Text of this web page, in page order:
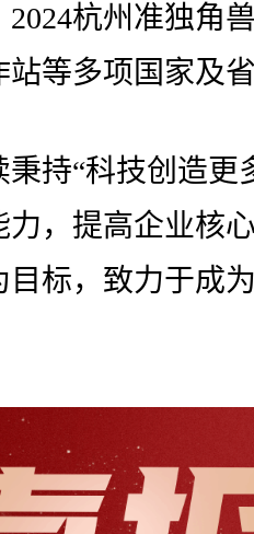
杭州准独角
等多项国家及省
持“科技创造更
，提高企业核
标，致力于成